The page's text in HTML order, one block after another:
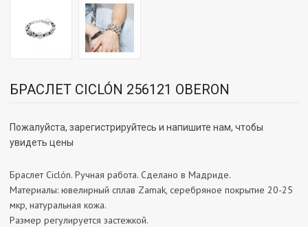
БРАСЛЕТ CICLÓN 256121 OBERON
Пожалуйста, зарегистрируйтесь и напишите нам, чтобы
увидеть цены
Браслет Ciclón. Ручная работа. Сделано в Мадриде.
Материалы: ювелирный сплав Zamak, серебряное покрытие 20-25
мкр, натуральная кожа.
Размер регулируется застежкой.